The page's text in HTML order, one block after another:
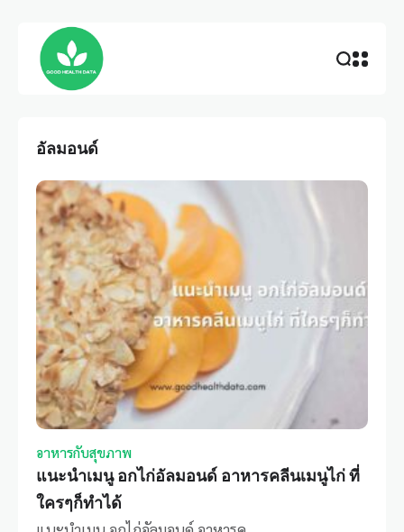
อัลมอนด์
อาหารกับสุขภาพ
แนะนำเมนู อกไก่อัลมอนด์ อาหารคลีนเมนูไก่ ที่
ใครๆก็ทำได้